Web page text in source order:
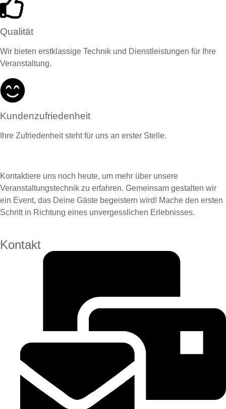
Qualität
Wir bieten erstklassige Technik und Dienstleistungen für Ihre
Veranstaltung.
Kundenzufriedenheit
Ihre Zufriedenheit steht für uns an erster Stelle.
Kontaktiere uns noch heute, um mehr über unsere
Veranstaltungstechnik zu erfahren. Gemeinsam gestalten wir
ein Event, das Deine Gäste begeistern wird! Mache den ersten
Schritt in Richtung eines unvergesslichen Erlebnisses.
Kontakt